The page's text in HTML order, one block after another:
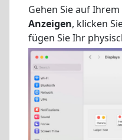
Gehen Sie auf Ihrem
Anzeigen, klicken
fügen Sie Ihr